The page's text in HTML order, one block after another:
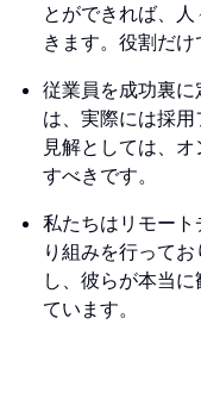
とができれば、
きます。役割だけ
従業員を成功裏に
は、実際には採
見解としては、
すべきです。
私たちはリモー
り組みを行って
し、彼らが本当
ています。